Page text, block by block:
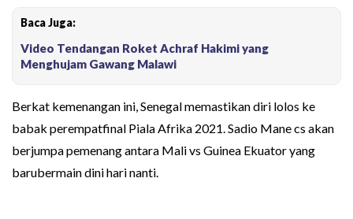
Baca Juga:
Video Tendangan Roket Achraf Hakimi yang
Menghujam Gawang Malawi
Berkat kemenangan ini, Senegal memastikan diri lolos ke
babak perempatfinal Piala Afrika 2021. Sadio Mane cs akan
berjumpa pemenang antara Mali vs Guinea Ekuator yang
barubermain dini hari nanti.